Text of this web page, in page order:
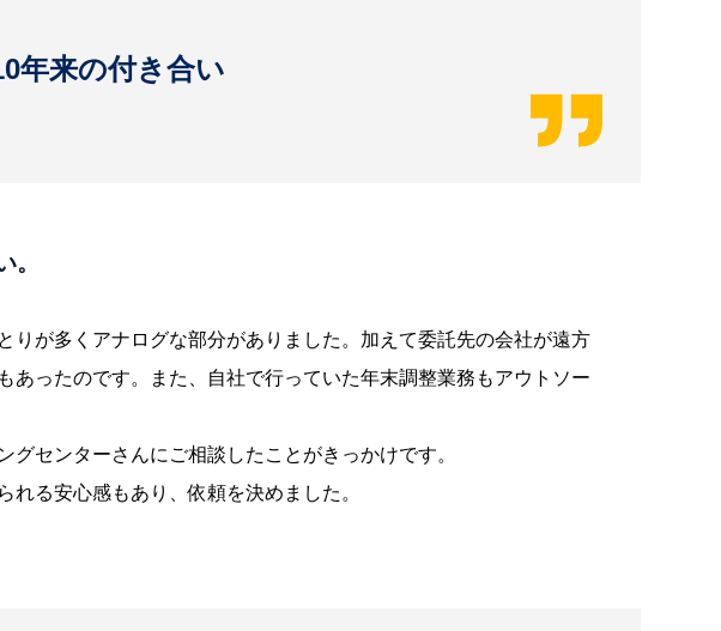
年来の付き合い
。
が多くアナログな部分がありました。加えて委託先の会社が遠方
ったのです。また、自社で行っていた年末調整業務もアウトソー
センターさんにご相談したことがきっかけです。
る安心感もあり、依頼を決めました。